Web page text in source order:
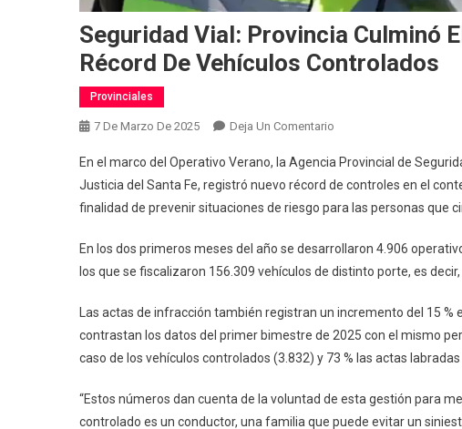
Seguridad Vial: Provincia Culminó
Récord De Vehículos Controlados
Provinciales
7 De Marzo De 2025 Deja Un Comentario
Vial:
Provincia
Culminó
Primer
Bimestre
Año
Con
Récord
Vehículos
Controlados
En el marco del Operativo Verano, la Agencia Provincial de
Justicia del Santa Fe, registró nuevo récord de controles en el
finalidad de prevenir situaciones de riesgo para las personas que
En los dos primeros meses del año se desarrollaron 4.906
los que se fiscalizaron 156.309 vehículos de distinto porte, es
Las actas de infracción también registran un incremento del 15
contrastan los datos del primer bimestre de 2025 con el mismo
caso de los vehículos controlados (3.832) y 73 % las actas labradas
“Estos números dan cuenta de la voluntad de esta gestión para
controlado es un conductor, una familia que puede evitar un